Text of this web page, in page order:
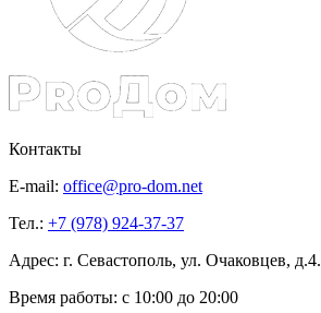
Контакты
E-mail: office@pro-dom.net
Тел.: +7 (978) 924-37-37
Адрес: г. Севастополь, ул. Очаковцев, д.4.
Время работы: с 10:00 до 20:00